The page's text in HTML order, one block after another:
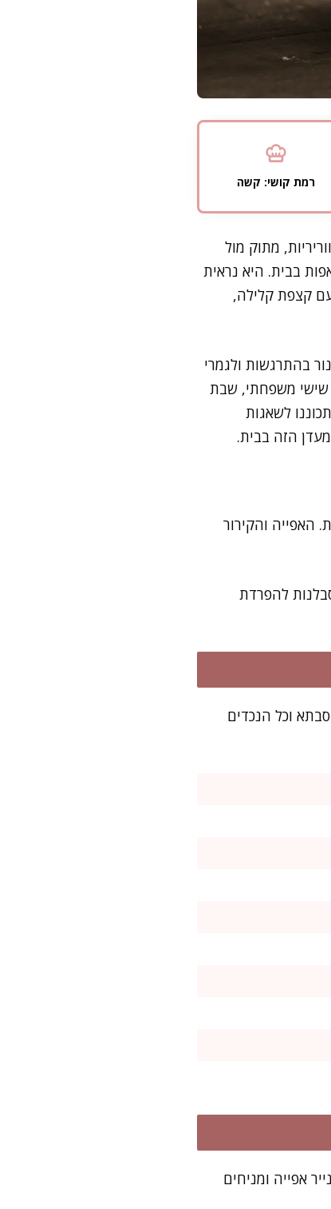
רמת קושי: קשה
מתוק מול
בבית. היא נראית
קצפת קלילה,
בהתרגשות ולגמרי
שישי משפחתי, שבת
לשאגות
הזה בבית.
אפייה איטית וקרורה, אבל את כל העבודה המעשית תסיימו תוך 20 דקות. האפייה והקירור
להפרדת
את סבתא וכל הנכדים
תחתון, לא טורבו). מציירים עיגול של כ-22 ס"מ על נייר אפייה ומניחים